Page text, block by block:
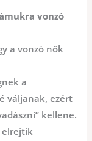
vonzó
a vonzó nők
a
váljanak, ezért
kellene.
elrejtik